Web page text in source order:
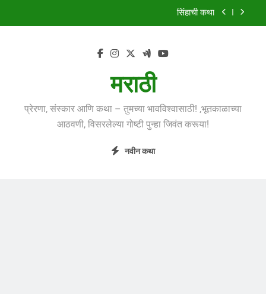
मुंगी आणि हत्ती
मुंगी आणि हत्ती
मराठी
प्रेरणा, संस्कार आणि कथा – तुमच्या भावविश्वासाठी! ,भूतकाळाच्या
आठवणी, विसरलेल्या गोष्टी पुन्हा जिवंत करूया!
नवीन कथा